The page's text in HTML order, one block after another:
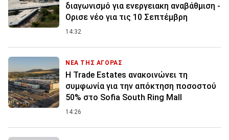
διαγωνισμό για ενεργειακη αναβάθμιση -
Ορισε νέο για τις 10 Σεπτέμβρη
14:32
ΝΕΑ ΤΗΣ ΑΓΟΡΑΣ
Η Trade Estates ανακοινώνει τη
συμφωνία για την απόκτηση ποσοστού
50% στο Sofia South Ring Mall
14:26